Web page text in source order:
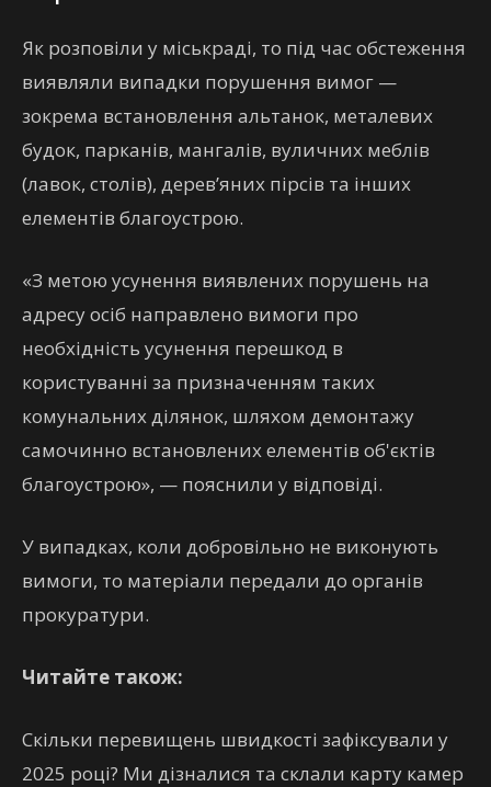
Як розповіли у міськраді, то під час обстеження
виявляли випадки порушення вимог —
зокрема встановлення альтанок, металевих
будок, парканів, мангалів, вуличних меблів
(лавок, столів), дерев’яних пірсів та інших
елементів благоустрою.
«З метою усунення виявлених порушень на
адресу осіб направлено вимоги про
необхідність усунення перешкод в
користуванні за призначенням таких
комунальних ділянок, шляхом демонтажу
самочинно встановлених елементів об'єктів
благоустрою», — пояснили у відповіді.
У випадках, коли добровільно не виконують
вимоги, то матеріали передали до органів
прокуратури.
Читайте також:
Скільки перевищень швидкості зафіксували у
2025 році? Ми дізналися та склали карту камер